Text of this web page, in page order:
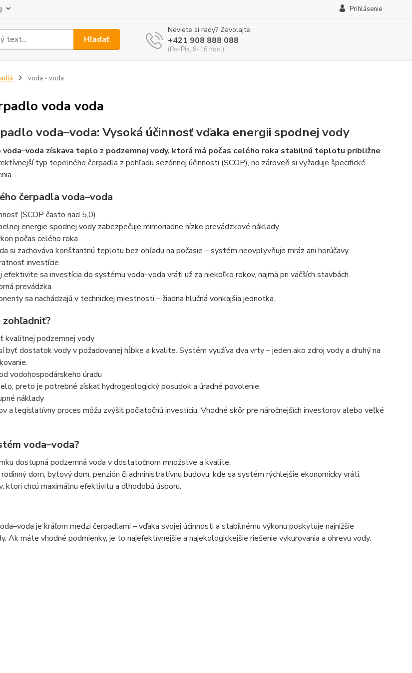
Prihlásenie
Hľadať
Neviete si rady? Zavolajte.
+421 908 888 088
(Po-Pia, 8-16 hod.)
voda - voda
voda voda
voda–voda: Vysoká účinnosť vďaka energii spodnej vody
získava teplo z podzemnej vody, ktorá má počas celého roka stabilnú teplotu približne
typ tepelného čerpadla z pohľadu sezónnej účinnosti (SCOP), no zároveň si vyžaduje špecifické
čerpadla voda–voda
(SCOP často nad 5,0)
energie spodnej vody zabezpečuje mimoriadne nízke prevádzkové náklady.
počas celého roka
si zachováva konštantnú teplotu bez ohľadu na počasie – systém neovplyvňuje mráz ani horúčavy.
investície
efektivite sa investícia do systému voda–voda vráti už za niekoľko rokov, najmä pri väčších stavbách.
prevádzka
sa nachádzajú v technickej miestnosti – žiadna hlučná vonkajšia jednotka.
kvalitnej podzemnej vody
byť dostatok vody v požadovanej hĺbke a kvalite. Systém využíva dva vrty – jeden ako zdroj vody a druhý na
vodohospodárskeho úradu
preto je potrebné získať hydrogeologický posudok a úradné povolenie.
náklady
a legislatívny proces môžu zvýšiť počiatočnú investíciu. Vhodné skôr pre náročnejších investorov alebo veľké
voda–voda?
dostupná podzemná voda v dostatočnom množstve a kvalite.
dom, bytový dom, penzión či administratívnu budovu, kde sa systém rýchlejšie ekonomicky vráti.
ktorí chcú maximálnu efektivitu a dlhodobú úsporu.
je kráľom medzi čerpadlami – vďaka svojej účinnosti a stabilnému výkonu poskytuje najnižšie
Ak máte vhodné podmienky, je to najefektívnejšie a najekologickejšie riešenie vykurovania a ohrevu vody.